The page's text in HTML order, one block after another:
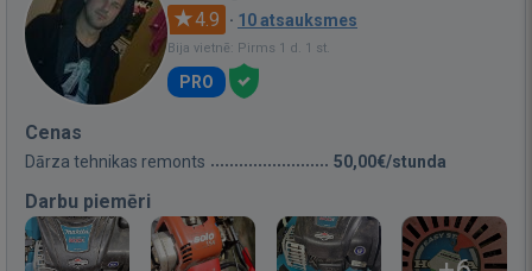
4.9 · 10 atsauksmes
Bija vietnē: Pirms 1 d. 1 st.
PRO
Cenas
Dārza tehnikas remonts 50,00€/stunda
Darbu piemēri